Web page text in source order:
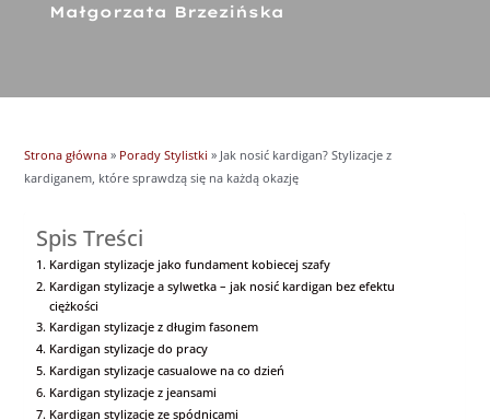
Małgorzata Brzezińska
Strona główna » Porady Stylistki » Jak nosić kardigan? Stylizacje z
kardiganem, które sprawdzą się na każdą okazję
Spis Treści
Kardigan stylizacje jako fundament kobiecej szafy
Kardigan stylizacje a sylwetka – jak nosić kardigan bez efektu
ciężkości
Kardigan stylizacje z długim fasonem
Kardigan stylizacje do pracy
Kardigan stylizacje casualowe na co dzień
Kardigan stylizacje z jeansami
Kardigan stylizacje ze spódnicami